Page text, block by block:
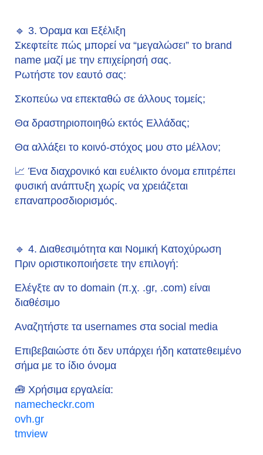
🔹 3. Όραμα και Εξέλιξη
Σκεφτείτε πώς μπορεί να “μεγαλώσει” το brand
name μαζί με την επιχείρησή σας.
Ρωτήστε τον εαυτό σας:
Σκοπεύω να επεκταθώ σε άλλους τομείς;
Θα δραστηριοποιηθώ εκτός Ελλάδας;
Θα αλλάξει το κοινό-στόχος μου στο μέλλον;
📈 Ένα διαχρονικό και ευέλικτο όνομα επιτρέπει
φυσική ανάπτυξη χωρίς να χρειάζεται
επαναπροσδιορισμός.
🔹 4. Διαθεσιμότητα και Νομική Κατοχύρωση
Πριν οριστικοποιήσετε την επιλογή:
Ελέγξτε αν το domain (π.χ. .gr, .com) είναι
διαθέσιμο
Αναζητήστε τα usernames στα social media
Επιβεβαιώστε ότι δεν υπάρχει ήδη κατατεθειμένο
σήμα με το ίδιο όνομα
🧰 Χρήσιμα εργαλεία:
namecheckr.com
ovh.gr
tmview